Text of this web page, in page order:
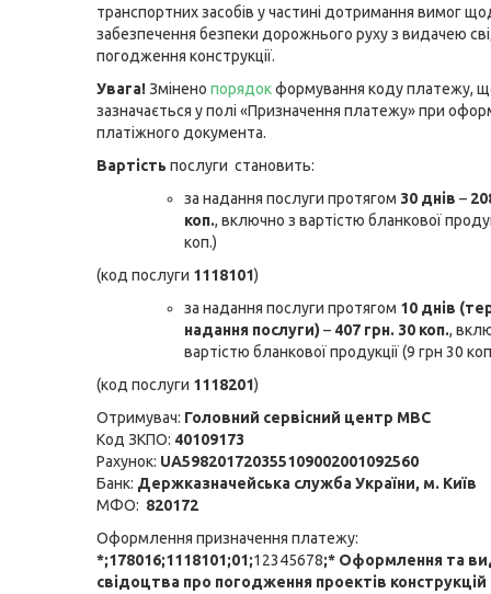
транспортних засобів у частині дотримання вимог
забезпечення безпеки дорожнього руху з видачею
погодження конструкції.
Увага!Змінено порядокформування коду платежу,
зазначається у полі «Призначення платежу» при
платіжного документа.
Вартість послуги становить:
за надання послуги протягом 30 днів –
коп., включно з вартістю бланкової
коп.)
(код послуги 1118101)
за надання послуги протягом 10 днів
надання послуги) – 407 грн. 30 коп.,
вартістю бланкової продукції (9 грн 30
(код послуги 1118201)
Отримувач: Головний сервісний центр МВС
Код ЗКПО: 40109173
Рахунок: UA598201720355109002001092560
Банк: Держказначейська служба України, м. Київ
МФО: 820172
Оформлення призначення платежу:
*;178016;1118101;01;12345678;* Оформлення та
свідоцтва про погодження проектів конструкцій